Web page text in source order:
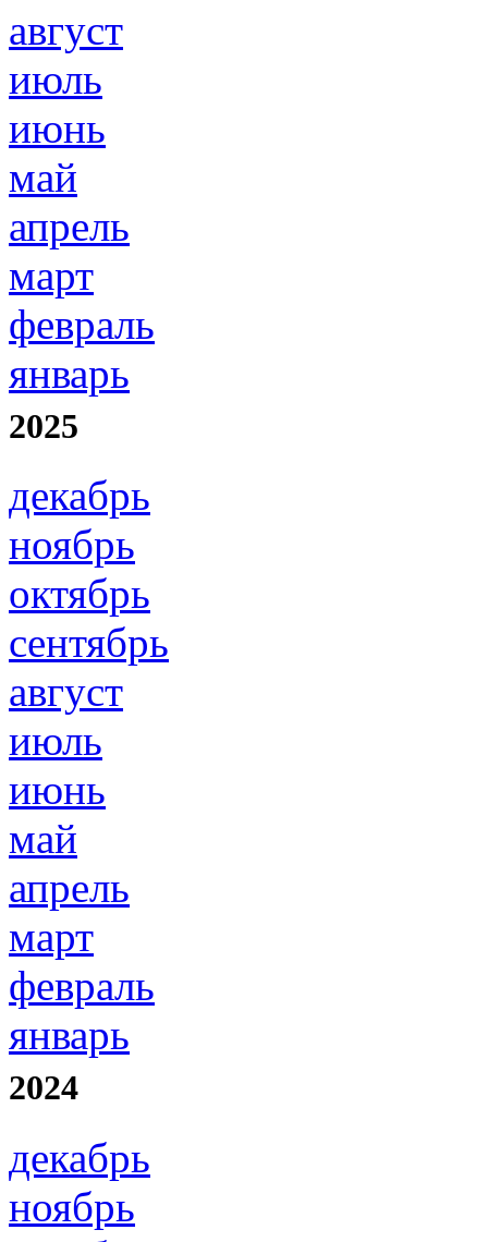
август
июль
июнь
май
апрель
март
февраль
январь
2025
декабрь
ноябрь
октябрь
сентябрь
август
июль
июнь
май
апрель
март
февраль
январь
2024
декабрь
ноябрь